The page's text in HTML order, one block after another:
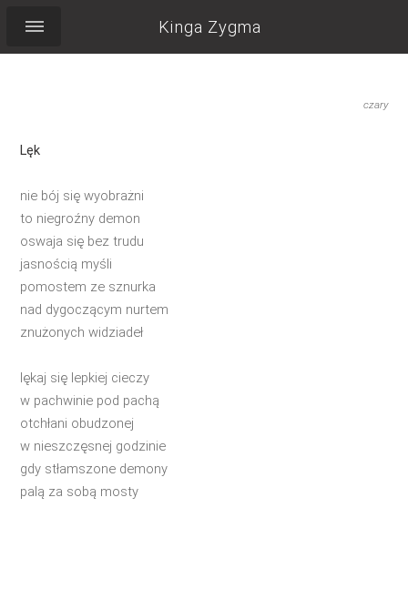
Kinga Zygma
czary
Lęk
nie bój się wyobrażni
to niegroźny demon
oswaja się bez trudu
jasnością myśli
pomostem ze sznurka
nad dygoczącym nurtem
znużonych widziadeł
lękaj się lepkiej cieczy
w pachwinie pod pachą
otchłani obudzonej
w nieszczęsnej godzinie
gdy stłamszone demony
palą za sobą mosty